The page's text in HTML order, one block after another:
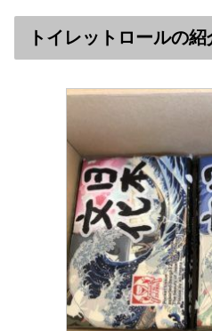
トイレットロールの